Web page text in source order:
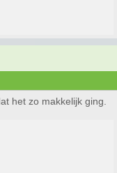
het zo makkelijk ging.